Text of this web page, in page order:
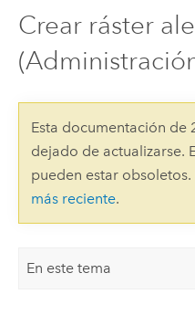
Crear ráster
Esta documentación de
dejado de actualizarse.
pueden estar obsoletos.
más reciente.
En este tema